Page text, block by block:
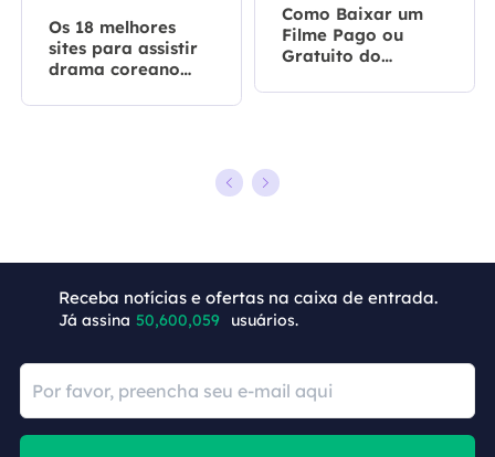
Os 18 melhores
sites para assistir
drama coreano
completa de 2026
Como Baixar um
Filme Pago ou
Gratuito do
Receba notícias e ofertas na caixa de entrada.
Já assina 50,600,059 usuários.
+6